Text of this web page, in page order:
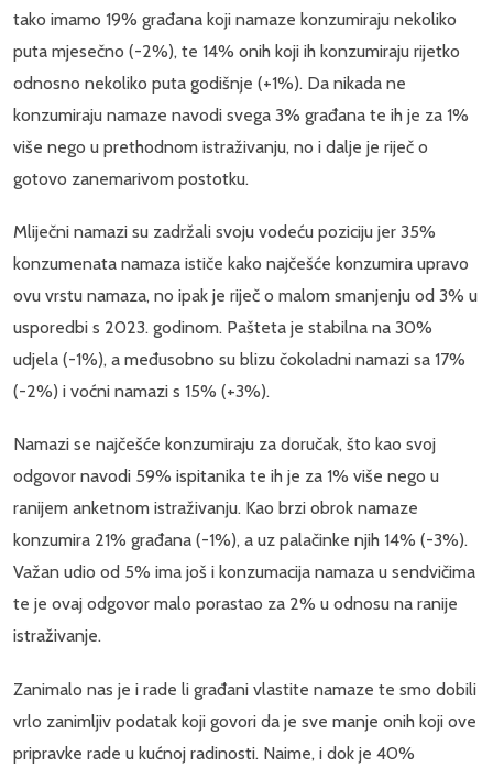
tako imamo 19% građana koji namaze konzumiraju nekoliko
puta mjesečno (-2%), te 14% onih koji ih konzumiraju rijetko
odnosno nekoliko puta godišnje (+1%). Da nikada ne
konzumiraju namaze navodi svega 3% građana te ih je za 1%
više nego u prethodnom istraživanju, no i dalje je riječ o
gotovo zanemarivom postotku.
Mliječni namazi su zadržali svoju vodeću poziciju jer 35%
konzumenata namaza ističe kako najčešće konzumira upravo
ovu vrstu namaza, no ipak je riječ o malom smanjenju od 3% u
usporedbi s 2023. godinom. Pašteta je stabilna na 30%
udjela (-1%), a međusobno su blizu čokoladni namazi sa 17%
(-2%) i voćni namazi s 15% (+3%).
Namazi se najčešće konzumiraju za doručak, što kao svoj
odgovor navodi 59% ispitanika te ih je za 1% više nego u
ranijem anketnom istraživanju. Kao brzi obrok namaze
konzumira 21% građana (-1%), a uz palačinke njih 14% (-3%).
Važan udio od 5% ima još i konzumacija namaza u sendvičima
te je ovaj odgovor malo porastao za 2% u odnosu na ranije
istraživanje.
Zanimalo nas je i rade li građani vlastite namaze te smo dobili
vrlo zanimljiv podatak koji govori da je sve manje onih koji ove
pripravke rade u kućnoj radinosti. Naime, i dok je 40%